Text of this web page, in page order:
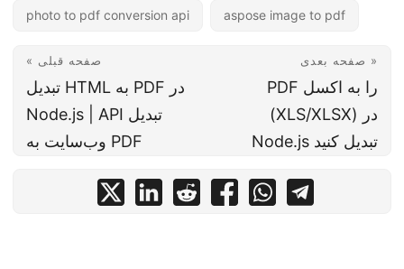
photo to pdf conversion api aspose image to pdf
« صفحه قبلی
تبدیل HTML به PDF در
Node.js | API تبدیل
وب‌سایت به PDF
صفحه بعدی »
PDF را به اکسل
(XLS/XLSX) در
Node.js تبدیل کنید